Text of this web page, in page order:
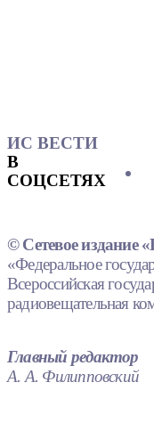
ИС ВЕСТИ
В
СОЦСЕТЯХ
© Сетевое издание
«Федеральное
Всероссийская
радиовещательная
Главный редактор
А. А. Филипповский